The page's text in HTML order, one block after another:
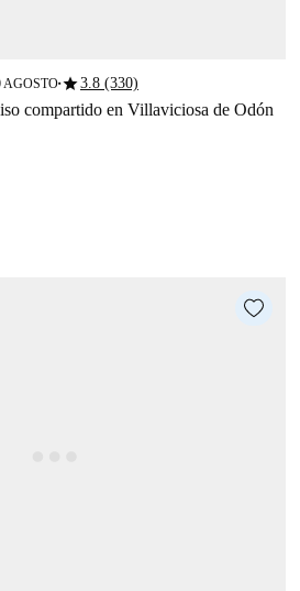
AGOSTO■star3.8 (330)
compartido en Villaviciosa de Odón